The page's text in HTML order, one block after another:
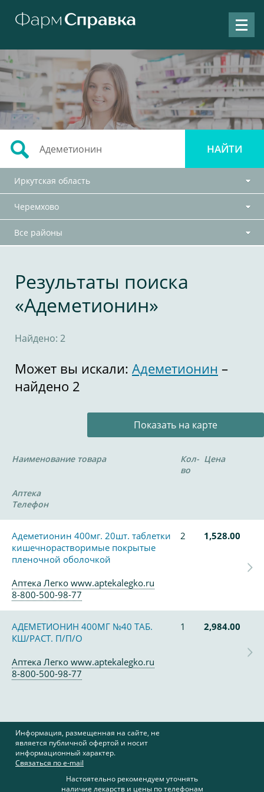
Иркутская область
Черемхово
Все районы
Результаты поиска
«Адеметионин»
Найдено: 2
Может вы искали: Адеметионин –
найдено 2
Показать на карте
Наименование товара
Кол-
во
Цена
Аптека
Телефон
Адеметионин 400мг. 20шт. таблетки
кишечнорастворимые покрытые
пленочной оболочкой
2 1,528.00
Аптека Легко www.aptekalegko.ru
8-800-500-98-77
АДЕМЕТИОНИН 400МГ №40 ТАБ.
КШ/РАСТ. П/П/О
1 2,984.00
Аптека Легко www.aptekalegko.ru
8-800-500-98-77
Информация, размещенная на сайте, не
является публичной офертой и носит
информационный характер.
Связаться по e-mail
Настоятельно рекомендуем уточнять
наличие лекарств и цены по телефонам